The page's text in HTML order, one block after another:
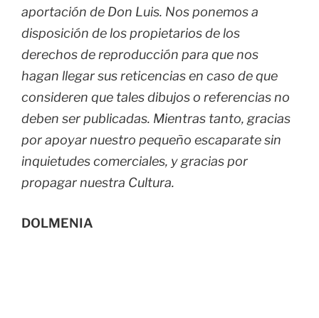
aportación de Don Luis. Nos ponemos a
disposición de los propietarios de los
derechos de reproducción para que nos
hagan llegar sus reticencias en caso de que
consideren que tales dibujos o referencias no
deben ser publicadas. Mientras tanto, gracias
por apoyar nuestro pequeño escaparate sin
inquietudes comerciales, y gracias por
propagar nuestra Cultura.
DOLMENIA